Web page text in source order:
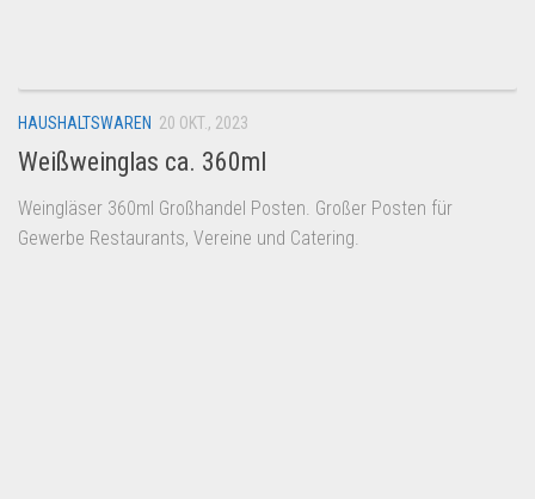
Amazon
Aldi
Lidl
HAUSHALTSWAREN 20 OKT., 2023
Weißweinglas ca. 360ml
Weingläser 360ml Großhandel Posten. Großer Posten für
Gewerbe Restaurants, Vereine und Catering.